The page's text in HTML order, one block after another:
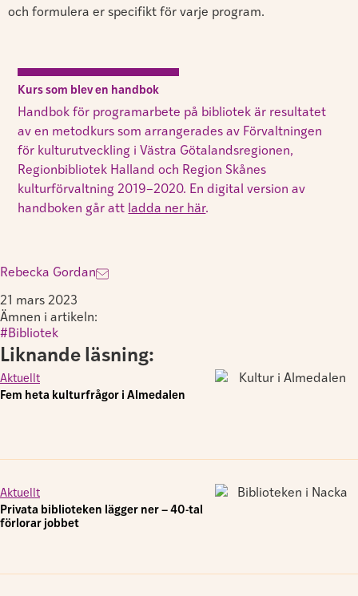
och formulera er specifikt för varje program.
Kurs som blev en handbok
Handbok för programarbete på bibliotek är resultatet
av en metodkurs som arrangerades av Förvaltningen
för kulturutveckling i Västra Götalandsregionen,
Regionbibliotek Halland och Region Skånes
kulturförvaltning 2019–2020. En digital version av
handboken går att ladda ner här.
Rebecka Gordan
21 mars 2023
Ämnen i artikeln:
Bibliotek
Liknande läsning:
Aktuellt
Fem heta kulturfrågor i Almedalen
Aktuellt
Privata biblioteken lägger ner – 40-tal
förlorar jobbet